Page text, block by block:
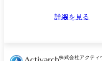
詳細を見る
株式会社アクティ